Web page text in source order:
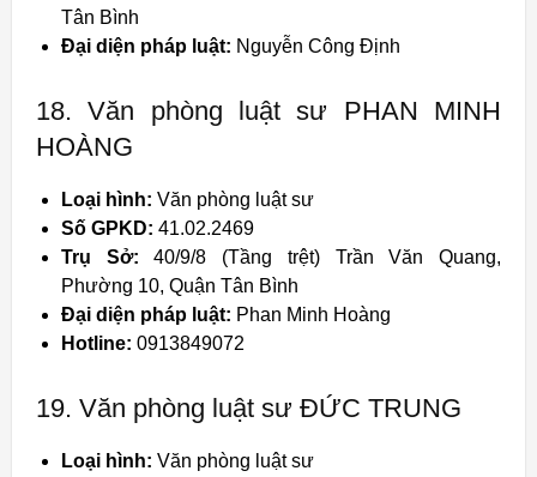
Tân Bình
Đại diện pháp luật: Nguyễn Công Định
18. Văn phòng luật sư PHAN MINH
HOÀNG
Loại hình: Văn phòng luật sư
Số GPKD: 41.02.2469
Trụ Sở: 40/9/8 (Tầng trệt) Trần Văn Quang,
Phường 10, Quận Tân Bình
Đại diện pháp luật: Phan Minh Hoàng
Hotline: 0913849072
19. Văn phòng luật sư ĐỨC TRUNG
Loại hình: Văn phòng luật sư